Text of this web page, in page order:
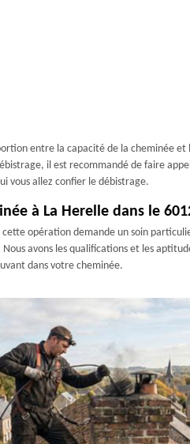
entre la capacité de la cheminée et
il est recommandé de faire
vous allez confier le débistrage.
à La Herelle dans le
opération demande un soin
avons les qualifications et les
dans votre cheminée.